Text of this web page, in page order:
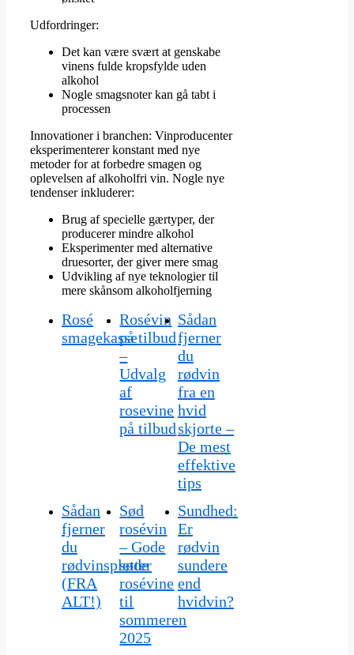
Udfordringer:
Det kan være svært at genskabe
vinens fulde kropsfylde uden
alkohol
Nogle smagsnoter kan gå tabt i
processen
Innovationer i branchen: Vinproducenter
eksperimenterer konstant med nye
metoder for at forbedre smagen og
oplevelsen af alkoholfri vin. Nogle nye
tendenser inkluderer:
Brug af specielle gærtyper, der
producerer mindre alkohol
Eksperimenter med alternative
druesorter, der giver mere smag
Udvikling af nye teknologier til
mere skånsom alkoholfjerning
Rosé
smagekasse
Rosévin
på tilbud
–
Udvalg
af
rosevine
på tilbud
Sådan
fjerner
du
rødvin
fra en
hvid
skjorte –
De mest
effektive
tips
Sådan
fjerner
du
rødvinspletter
(FRA
ALT!)
Sød
rosévin
– Gode
søde
rosévine
til
sommeren
2025
Sundhed:
Er
rødvin
sundere
end
hvidvin?